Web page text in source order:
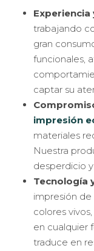
trabajando
gran
funcionales,
captar su
impresión
materiales
Nuestra
desperdicio
Tecnología
impresión
colores
en cualquier
traduce en